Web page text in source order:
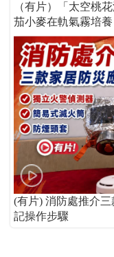
（有片）「太空桃
茄小麥在軌氣霧培養
(有片) 消防處推介
記操作步驟